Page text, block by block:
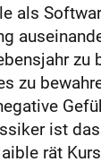
als
zu
ist
rät